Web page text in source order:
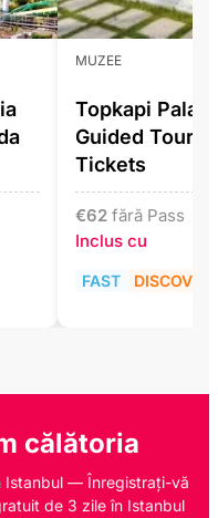
MUZEE
Topkapi
Guided Tour
Tickets
€62 fără Pass
Inclus cu
FAST DISCOVER
călătoria
Istanbul — Înregistrați-vă
de 3 zile în Istanbul